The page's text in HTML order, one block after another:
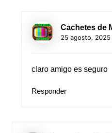
Cachetes de
25 agosto, 2025
claro amigo es seguro
Responder